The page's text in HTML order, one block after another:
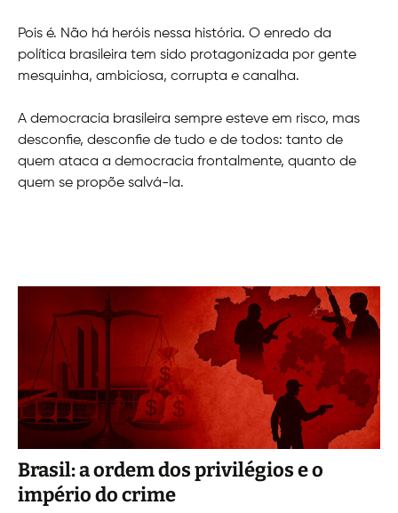
Pois é. Não há heróis nessa história. O enredo da
política brasileira tem sido protagonizada por gente
mesquinha, ambiciosa, corrupta e canalha.
A democracia brasileira sempre esteve em risco, mas
desconfie, desconfie de tudo e de todos: tanto de
quem ataca a democracia frontalmente, quanto de
quem se propõe salvá-la.
Brasil: a ordem dos privilégios e o
império do crime